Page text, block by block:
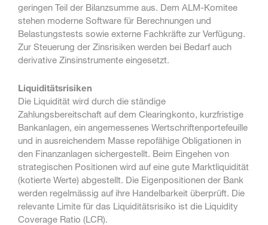
geringen Teil der Bilanzsumme aus. Dem ALM-Komitee
stehen moderne Software für Berechnungen und
Belastungstests sowie externe Fachkräfte zur Verfügung.
Zur Steuerung der Zinsrisiken werden bei Bedarf auch
derivative Zinsinstrumente eingesetzt.
Liquiditätsrisiken
Die Liquidität wird durch die ständige
Zahlungsbereitschaft auf dem Clearingkonto, kurzfristige
Bankanlagen, ein angemessenes Wertschriftenportefeuille
und in ausreichendem Masse repofähige Obligationen in
den Finanzanlagen sichergestellt. Beim Eingehen von
strategischen Positionen wird auf eine gute Marktliquidität
(kotierte Werte) abgestellt. Die Eigenpositionen der Bank
werden regelmässig auf ihre Handelbarkeit überprüft. Die
relevante Limite für das Liquiditätsrisiko ist die Liquidity
Coverage Ratio (LCR).